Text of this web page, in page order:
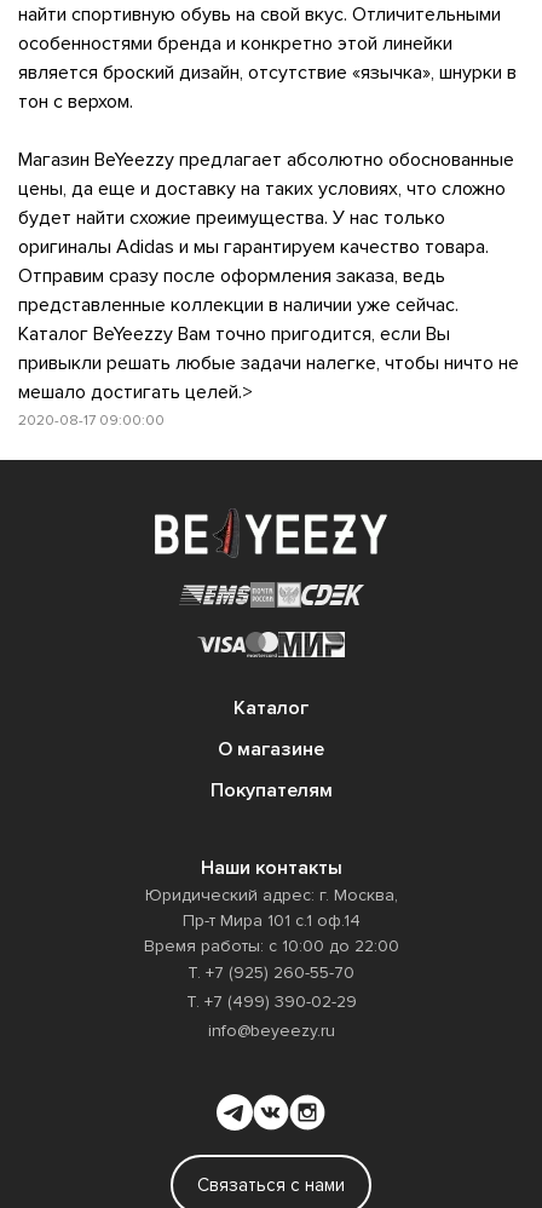
найти спортивную обувь на свой вкус. Отличительными
особенностями бренда и конкретно этой линейки
является броский дизайн, отсутствие «язычка», шнурки в
тон с верхом.
Магазин BeYeezzy предлагает абсолютно обоснованные
цены, да еще и доставку на таких условиях, что сложно
будет найти схожие преимущества. У нас только
оригиналы Adidas и мы гарантируем качество товара.
Отправим сразу после оформления заказа, ведь
представленные коллекции в наличии уже сейчас.
Каталог BeYeezzy Вам точно пригодится, если Вы
привыкли решать любые задачи налегке, чтобы ничто не
мешало достигать целей.>
2020-08-17 09:00:00
Каталог
О магазине
Покупателям
Наши контакты
Юридический адрес: г. Москва,
Пр-т Мира 101 с.1 оф.14
Время работы: с 10:00 до 22:00
Т. +7 (925) 260-55-70
Т. +7 (499) 390-02-29
info@beyeezy.ru
Связаться с нами